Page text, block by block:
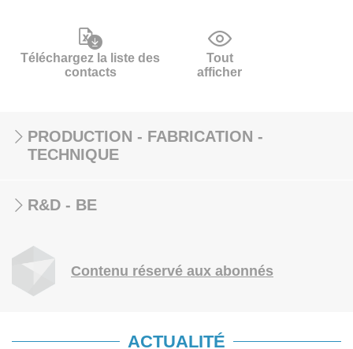
Téléchargez la liste des
contacts
Tout
afficher
PRODUCTION - FABRICATION -
TECHNIQUE
R&D - BE
Contenu réservé aux abonnés
ACTUALITÉ